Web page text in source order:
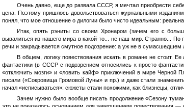
Очень давно, еще до развала СССР, я мечтал приобрести
цена. Поэтому пришлось довольствоваться журнальными
понял, что мое отношение о дилогии было чисто идеальным:
Итак, опять рэниты со своим Хронаром (зачем его с
вывалиться из нашего мира в какой-то... не наш мир. Странно... По
речи и закрадывается смутное подозрение: а уж не в
В общем, логику повествования искать в романе не стоит.
фантастики (в СССР с подозрением относились к просто
«отключить мозги» и «ловить кайф» приключений в мире Черной
писали («Сокровища Громовой Луны» и пр.) и даже стали
начал «исписываться»: сюжеты стали похожими, как близнецы,
Зачем нужно было вообще писать продолжение «Сезону
это не показалось основанием для завершением повествования